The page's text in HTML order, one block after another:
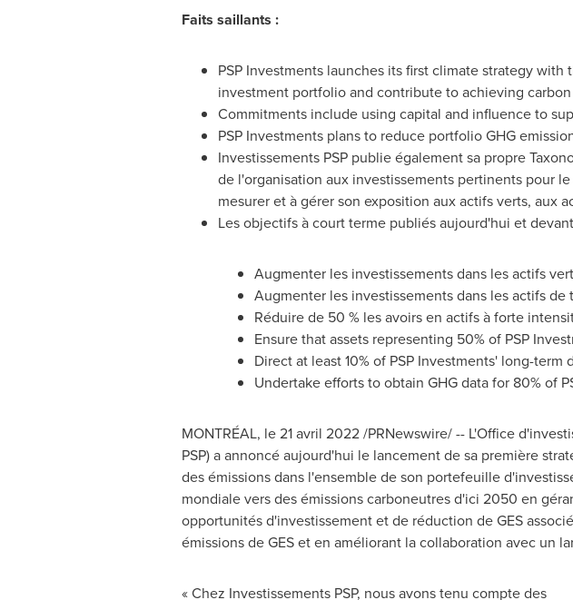
Faits saillants :
PSP Investments launches its first climate strategy
investment portfolio and contribute to achieving
Commitments include using capital and influence to
PSP Investments plans to reduce portfolio GHG
Investissements PSP publie également sa propre
de l'organisation aux investissements pertinents pour
mesurer et à gérer son exposition aux actifs verts, aux
Les objectifs à court terme publiés aujourd'hui et
Augmenter les investissements dans les actifs
Augmenter les investissements dans les actifs
Réduire de 50 % les avoirs en actifs à forte
Ensure that assets representing 50% of PSP
Direct at least 10% of PSP Investments' long-
Undertake efforts to obtain GHG data for 80% of
MONTRÉAL, le 21 avril 2022/PRNewswire/ -- L'Office
PSP) a annoncé aujourd'hui le lancement de sa première
des émissions dans l'ensemble de son portefeuille
mondiale vers des émissions carboneutres d'ici 2050 en
opportunités d'investissement et de réduction de GES
émissions de GES et en améliorant la collaboration avec un
« Chez Investissements PSP, nous avons tenu compte des